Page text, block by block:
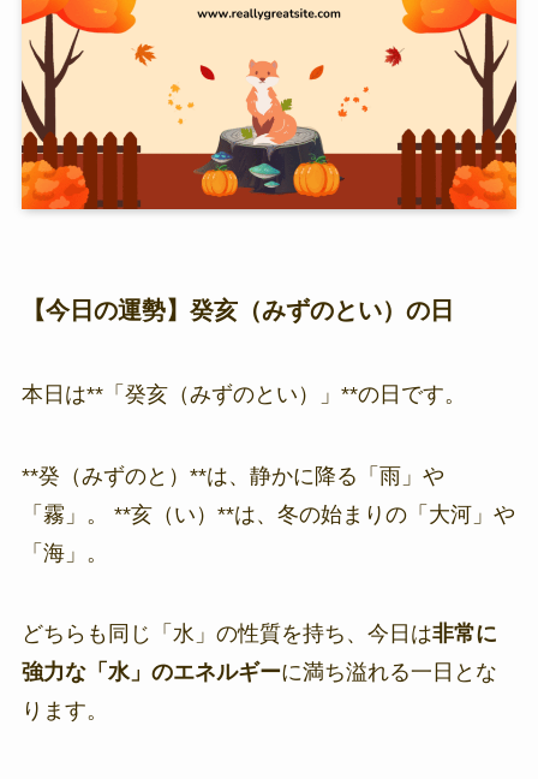
【今日の運勢】癸亥（みずのとい）の日
本日は**「癸亥（みずのとい）」**の日です。
**癸（みずのと）**は、静かに降る「雨」や
「霧」。 **亥（い）**は、冬の始まりの「大河」や
「海」。
どちらも同じ「水」の性質を持ち、今日は非常に
強力な「水」のエネルギーに満ち溢れる一日とな
ります。